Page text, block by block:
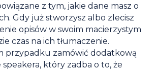
z tym, jakie dane masz o
Gdy już stworzysz albo zlecisz
opisów w swoim macierzystym
czas na ich tłumaczenie.
przypadku zamówić dodatkową
który zadba o to, że